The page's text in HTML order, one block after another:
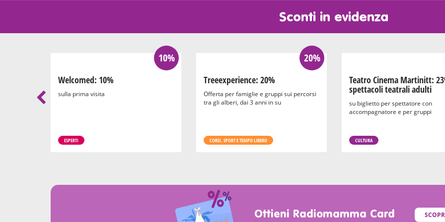
Sconti in evidenza
10%
Welcomed: 10%
sulla prima visita
ESPERTI
20%
Treeexperience: 20%
Offerta per famiglie e gruppi sui percorsi
tra gli alberi, dai 3 anni in su
CORSI, SPORT E TEMPO LIBERO
Teatro Cinema Martinitt:
spettacoli teatrali adulti
su biglietto per spettatore con
accompagnatore e per gruppi
CULTURA
Ottieni Radiomamma Card